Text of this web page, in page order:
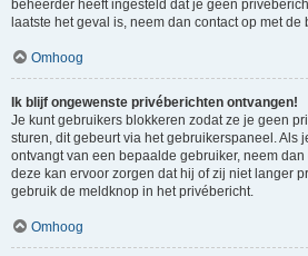
beheerder heeft ingesteld dat je geen
laatste het geval is, neem dan contact op met de
Omhoog
Ik blijf ongewenste privéberichten ontvangen!
Je kunt gebruikers blokkeren zodat ze je geen
sturen, dit gebeurt via het gebruikerspaneel. Als
ontvangt van een bepaalde gebruiker, neem
deze kan ervoor zorgen dat hij of zij niet langer
gebruik de meldknop in het privébericht.
Omhoog